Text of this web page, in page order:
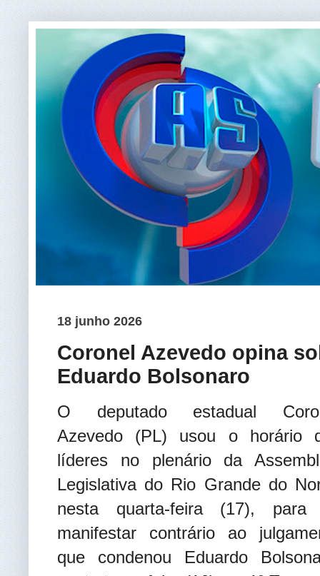
18 junho 2026
Coronel Azevedo opina
Eduardo Bolsonaro
O deputado estadual
Azevedo (PL) usou o horário
líderes no plenário da
Legislativa do Rio Grande do
nesta quarta-feira (17), para
manifestar contrário ao
que condenou Eduardo